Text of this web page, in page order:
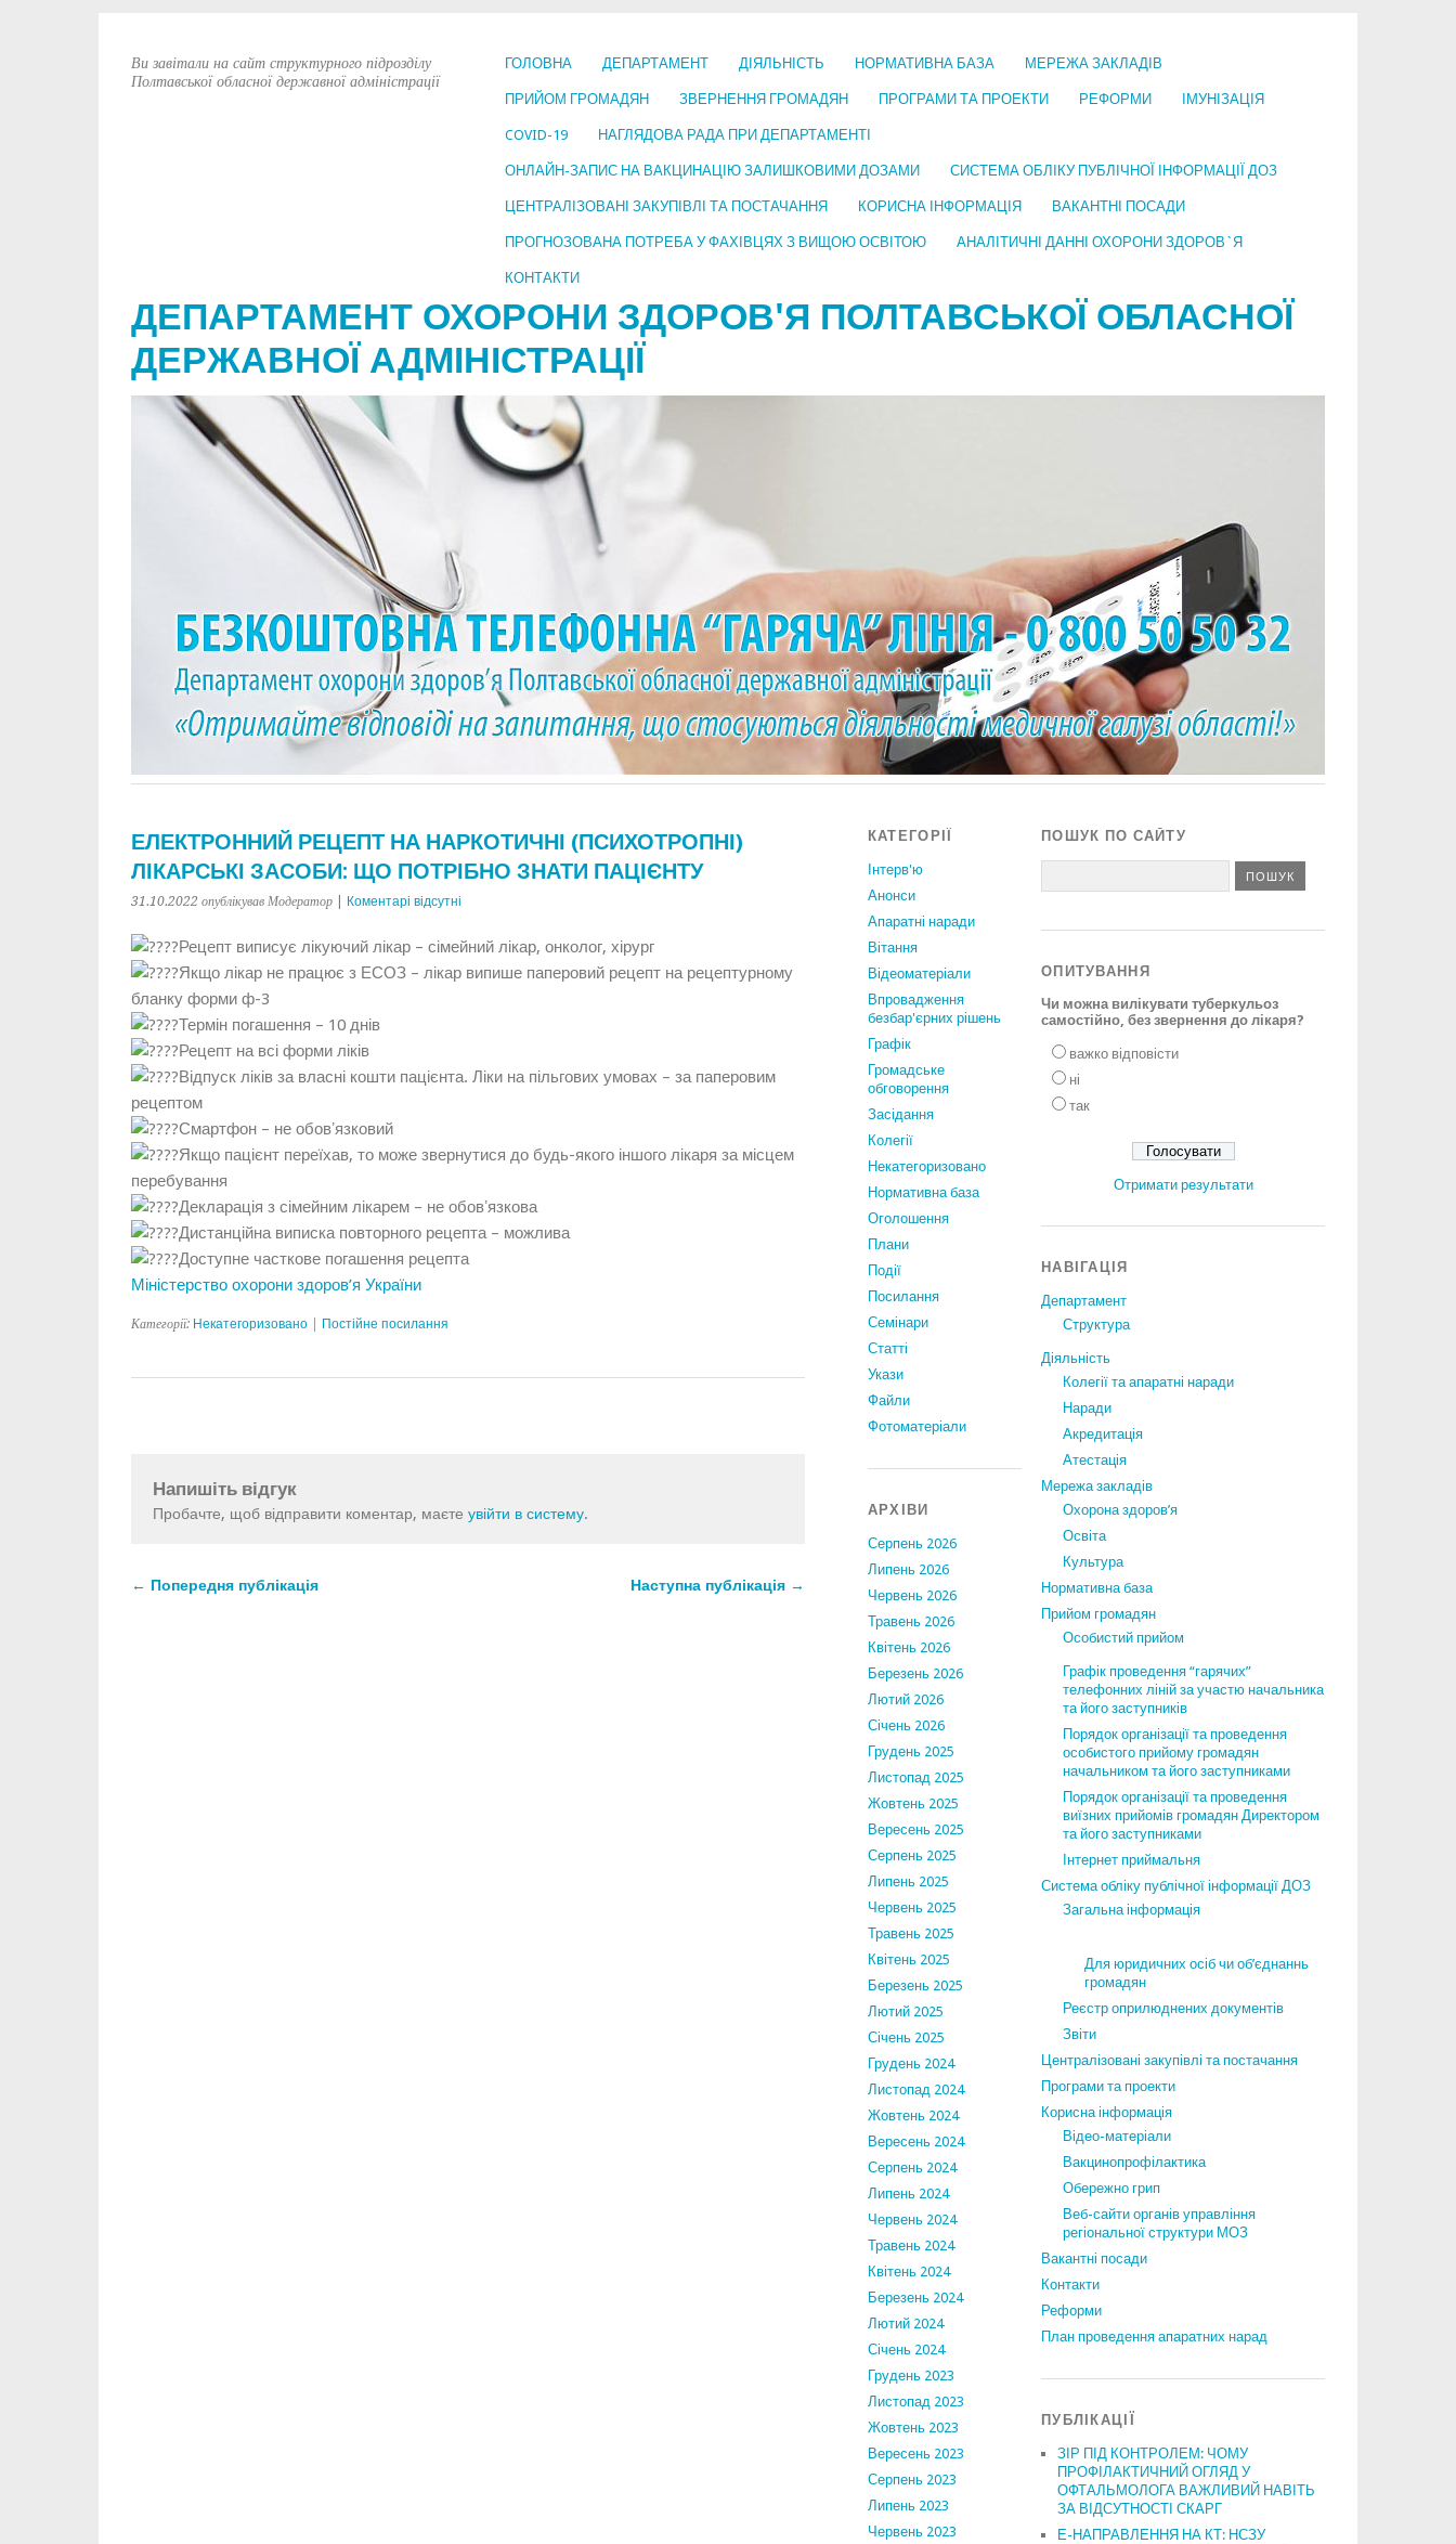
ГОЛОВНА ДЕПАРТАМЕНТ ДІЯЛЬНІСТЬ НОРМАТИВНА БАЗА МЕРЕЖА ЗАКЛАДІВ
ПРИЙОМ ГРОМАДЯН ЗВЕРНЕННЯ ГРОМАДЯН ПРОГРАМИ ТА ПРОЕКТИ РЕФОРМИ ІМУНІЗАЦІЯ
COVID-19 НАГЛЯДОВА РАДА ПРИ ДЕПАРТАМЕНТІ
ОНЛАЙН-ЗАПИС НА ВАКЦИНАЦІЮ ЗАЛИШКОВИМИ ДОЗАМИ СИСТЕМА ОБЛІКУ ПУБЛІЧНОЇ ІНФОРМАЦІЇ ДОЗ
ЦЕНТРАЛІЗОВАНІ ЗАКУПІВЛІ ТА ПОСТАЧАННЯ КОРИСНА ІНФОРМАЦІЯ ВАКАНТНІ ПОСАДИ
ПРОГНОЗОВАНА ПОТРЕБА У ФАХІВЦЯХ З ВИЩОЮ ОСВІТОЮ АНАЛІТИЧНІ ДАННІ ОХОРОНИ ЗДОРОВ`Я
КОНТАКТИ
ДЕПАРТАМЕНТ ОХОРОНИ ЗДОРОВ'Я ПОЛТАВСЬКОЇ ОБЛАСНОЇ
ДЕРЖАВНОЇ АДМІНІСТРАЦІЇ
Ви завітали на сайт структурного підрозділу
Полтавської обласної державної адміністрації
ЕЛЕКТРОННИЙ РЕЦЕПТ НА НАРКОТИЧНІ (ПСИХОТРОПНІ)
ЛІКАРСЬКІ ЗАСОБИ: ЩО ПОТРІБНО ЗНАТИ ПАЦІЄНТУ
31.10.2022 опублікував Модератор Коментарі відсутні
Рецепт виписує лікуючий лікар – сімейний лікар, онколог, хірург
Якщо лікар не працює з ЕСОЗ – лікар випише паперовий рецепт на рецептурному
бланку форми ф-3
Термін погашення – 10 днів
Рецепт на всі форми ліків
Відпуск ліків за власні кошти пацієнта. Ліки на пільгових умовах – за паперовим
рецептом
Смартфон – не обовʼязковий
Якщо пацієнт переїхав, то може звернутися до будь-якого іншого лікаря за місцем
перебування
Декларація з сімейним лікарем – не обовʼязкова
Дистанційна виписка повторного рецепта – можлива
Доступне часткове погашення рецепта
Міністерство охорони здоров’я України
Категорії: Некатегоризовано Постійне посилання
Напишіть відгук
Пробачте, щоб відправити коментар, маєте увійти в систему.
← Попередня публікація Наступна публікація →
КАТЕГОРІЇ
Інтерв'ю
Анонси
Апаратні наради
Вiтання
Відеоматеріали
Впровадження
безбар'єрних рішень
Графiк
Громадське
обговорення
Засідання
Колегії
Некатегоризовано
Нормативна база
Оголошення
Плани
Події
Посилання
Семінари
Статтi
Укази
Файли
Фотоматеріали
АРХІВИ
Серпень 2026
Липень 2026
Червень 2026
Травень 2026
Квітень 2026
Березень 2026
Лютий 2026
Січень 2026
Грудень 2025
Листопад 2025
Жовтень 2025
Вересень 2025
Серпень 2025
Липень 2025
Червень 2025
Травень 2025
Квітень 2025
Березень 2025
Лютий 2025
Січень 2025
Грудень 2024
Листопад 2024
Жовтень 2024
Вересень 2024
Серпень 2024
Липень 2024
Червень 2024
Травень 2024
Квітень 2024
Березень 2024
Лютий 2024
Січень 2024
Грудень 2023
Листопад 2023
Жовтень 2023
Вересень 2023
Серпень 2023
Липень 2023
Червень 2023
ПОШУК ПО САЙТУ
ОПИТУВАННЯ
Чи можна вилікувати туберкульоз
самостійно, без звернення до лікаря?
важко відповісти
ні
так
Отримати результати
НАВІГАЦІЯ
Департамент
Структура
Діяльність
Колегії та апаратні наради
Наради
Акредитація
Атестація
Мережа закладів
Охорона здоров’я
Освіта
Культура
Нормативна база
Прийом громадян
Особистий прийом
Графік проведення “гарячих”
телефонних ліній за участю начальника
та його заступників
Порядок організації та проведення
особистого прийому громадян
начальником та його заступниками
Порядок організації та проведення
виїзних прийомів громадян Директором
та його заступниками
Інтернет приймальня
Система обліку публічної інформації ДОЗ
Загальна інформація
Для юридичних осіб чи об’єднаннь
громадян
Реєстр оприлюднених документів
Звіти
Централізовані закупівлі та постачання
Програми та проекти
Корисна інформація
Відео-матеріали
Вакцинопрофілактика
Обережно грип
Веб-сайти органів управління
регіональної структури МОЗ
Вакантні посади
Контакти
Реформи
План проведення апаратних нарад
ПУБЛІКАЦІЇ
ЗІР ПІД КОНТРОЛЕМ: ЧОМУ
ПРОФІЛАКТИЧНИЙ ОГЛЯД У
ОФТАЛЬМОЛОГА ВАЖЛИВИЙ НАВІТЬ
ЗА ВІДСУТНОСТІ СКАРГ
Е-НАПРАВЛЕННЯ НА КТ: НСЗУ